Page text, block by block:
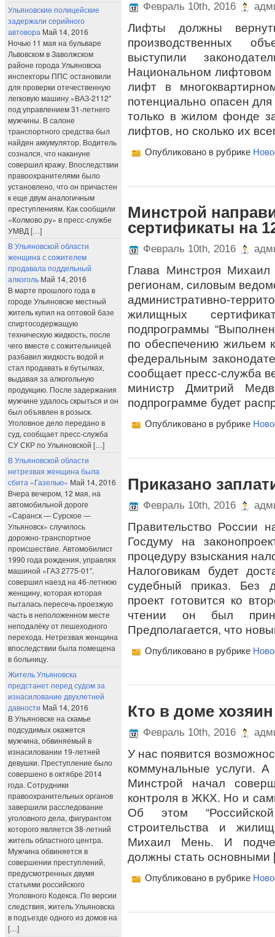
Ульяновские полицейские
задержали серийного
автовора Май 14, 2016
Ночью 11 мая на бульваре
Львовском в Заволжском
районе города Ульяновска
инспекторы ППС остановили
для проверки отечественную
легковую машину «ВАЗ-2112″
под управлением 31-летнего
мужчины. В салоне
транспортного средства был
найден аккумулятор. Водитель
сознался, что накануне
совершил кражу. Впоследствии
правоохранителями было
установлено, что он причастен
к еще двум аналогичным
преступлениям. Как сообщили
«Колмово.ру» в пресс-службе
УМВД […]
В Ульяновской области
женщина с сожителем
продавала поддельный
алкоголь Май 14, 2016
В марте прошлого года в
городе Ульяновске местный
житель купил на оптовой базе
спиртосодержащую
техническую жидкость, после
чего вместе с сожительницей
разбавил жидкость водой и
стал продавать в бутылках,
выдавая за алкогольную
продукцию. После задержания
мужчине удалось скрыться и он
был объявлен в розыск.
Уголовное дело передано в
суд, сообщает пресс-служба
СУ СКР по Ульяновской […]
В Ульяновской области
нетрезвая женщина была
сбита «Газелью» Май 14, 2016
Вчера вечером, 12 мая, на
автомобильной дороге
«Саранск — Сурское —
Ульяновск» случилось
дорожно-транспортное
происшествие. Автомобилист
1990 года рождения, управляя
машиной «ГАЗ 2775-01″,
совершил наезд на 46-летнюю
женщину, которая которая
пыталась пересечь проезжую
часть в неположенном месте
неподалёку от пешеходного
перехода. Нетрезвая женщина
впоследствии была помещена
в больницу.
Житель Ульяновска
предстанет перед судом за
изнасилование двухлетней
давности Май 14, 2016
В Ульяновске на скамье
подсудимых окажется
мужчина, обвиняемый в
изнасиловании 19-летней
девушки. Преступление было
совершено в октябре 2014
года. Сотрудники
правоохранительных органов
завершили расследование
уголовного дела, фигурантом
которого является 38-летний
житель областного центра.
Мужчина обвиняется в
совершении преступлений,
предусмотренных двумя
статьями российского
Уголовного Кодекса. По версии
следствия, житель Ульяновска
в подъезде одного из домов на
[…]
Февраль 10th, 2016
Лифты должны
производственных
выступили
Национальном лифтовом
лифт в
потенциально опасен
только в жилом фонде
лифтов, но сколько их
Опубликовано в рубрике
Минстрой
сертификаты на
Февраль 10th, 2016
Глава Минстроя
регионам, силовым
административно-
жилищных
подпрограммы
по обеспечению жильем
федеральным
сообщает пресс-служба
министр Дмитрий
подпрограмме будет
Опубликовано в рубрике
Приказано
Февраль 10th, 2016
Правительство России
Госдуму на
процедуру взыскания
Налоговикам будет
судебный приказ. Без
проект готовится ко
чтении он был
Предполагается, что
Опубликовано в рубрике
Кто в доме хозяин
Февраль 10th, 2016
У нас появится
коммунальные услуги.
Минстрой начал
контроля в ЖКХ. Но и
Об этом
строительства и
Михаил Мень. И
должны стать
Опубликовано в рубрике